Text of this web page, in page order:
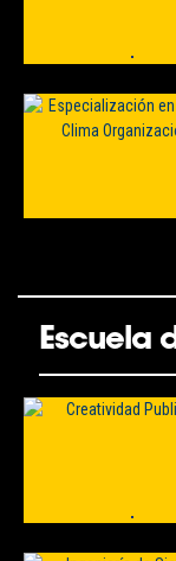
Escuela